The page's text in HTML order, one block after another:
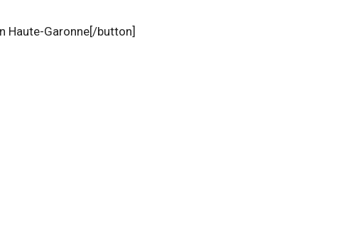
Haute-Garonne[/button]